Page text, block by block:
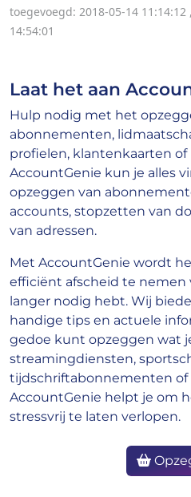
toegevoegd: 2018-05-14 11:14:12 ,
14:54:01
Laat het aan
Hulp nodig met het
abonnementen,
profielen, klantenkaarten
AccountGenie kun je alles
opzeggen van
accounts, stopzetten van
van adressen.
Met AccountGenie wordt
efficiënt afscheid te nemen
langer nodig hebt. Wij
handige tips en actuele
gedoe kunt opzeggen wat
streamingdiensten,
tijdschriftabonnementen of
AccountGenie helpt je om
stressvrij te laten verlopen.